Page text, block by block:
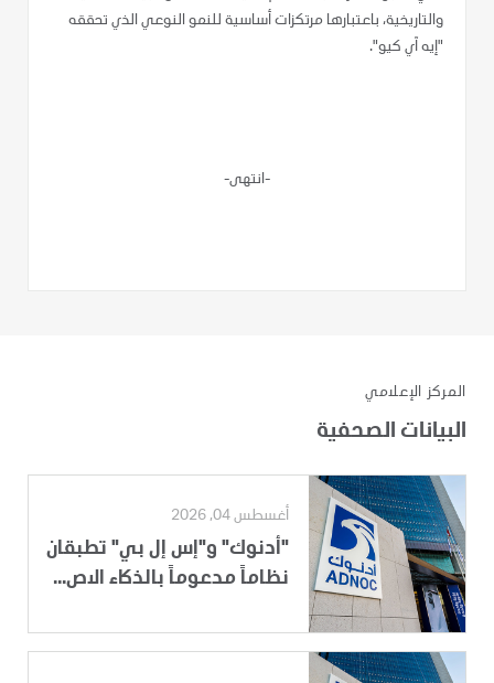
والتاريخية، باعتبارها مرتكزات أساسية للنمو النوعي الذي تحققه
"إيه آي كيو".
-انتهى-
المركز الإعلامي
البيانات الصحفية
أغسطس 04, 2026
"أدنوك" و"إس إل بي" تطبقان
نظاماً مدعوماً بالذكاء الاص...